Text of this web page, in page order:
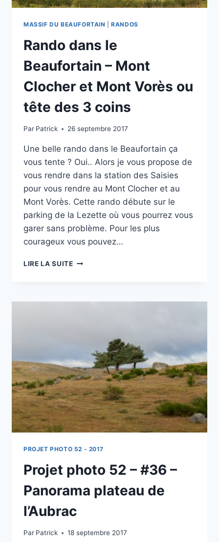
MASSIF DU BEAUFORTAIN |RANDOS
Rando dans le
Beaufortain – Mont
Clocher et Mont Vorès ou
tête des 3 coins
Par Patrick 26 septembre 2017
Une belle rando dans le Beaufortain ça
vous tente ? Oui.. Alors je vous propose de
vous rendre dans la station des Saisies
pour vous rendre au Mont Clocher et au
Mont Vorès. Cette rando débute sur le
parking de la Lezette où vous pourrez vous
garer sans problème. Pour les plus
courageux vous pouvez…
LIRE LA SUITERANDO
–
VORÈS
OU
TÊTE
DES
3
COINS
PROJET PHOTO 52 - 2017
Projet photo 52 – #36 –
Panorama plateau de
l’Aubrac
Par Patrick 18 septembre 2017